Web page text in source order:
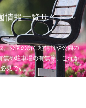
情報一覧サイト ～
。公園の所在地情報や公園の
無や駐車場の有無等、これか
見です。